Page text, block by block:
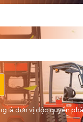
là đơn vị độc quyền